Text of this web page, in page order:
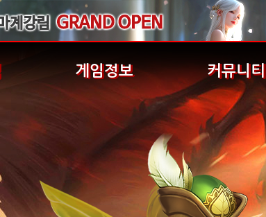
게임정보 커뮤니티